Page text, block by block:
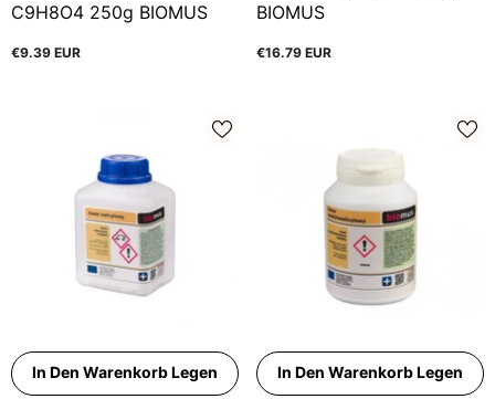
C9H8O4 250g BIOMUS
€9.39 EUR
BIOMUS
€16.79 EUR
In Den Warenkorb Legen In Den Warenkorb Legen